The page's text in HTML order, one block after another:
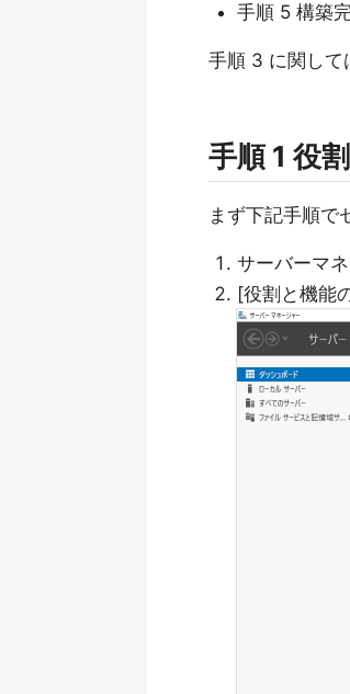
手順 5 構築
手順 3 に関して
手順 1 役
まず下記手順で
サーバーマ
[役割と機能